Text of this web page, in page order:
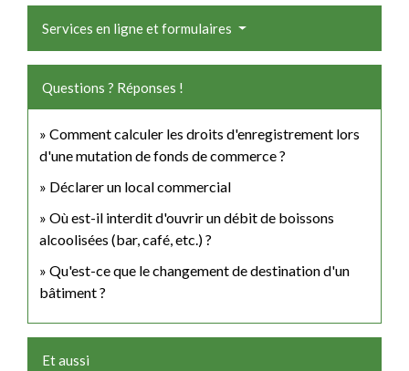
Services en ligne et formulaires
Questions ? Réponses !
Comment calculer les droits d'enregistrement lors
d'une mutation de fonds de commerce ?
Déclarer un local commercial
Où est-il interdit d'ouvrir un débit de boissons
alcoolisées (bar, café, etc.) ?
Qu'est-ce que le changement de destination d'un
bâtiment ?
Et aussi